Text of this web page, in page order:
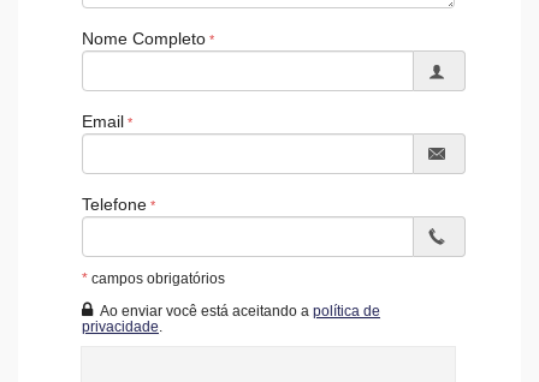
Nome Completo
Email
Telefone
* campos obrigatórios
Ao enviar você está aceitando a política de
privacidade